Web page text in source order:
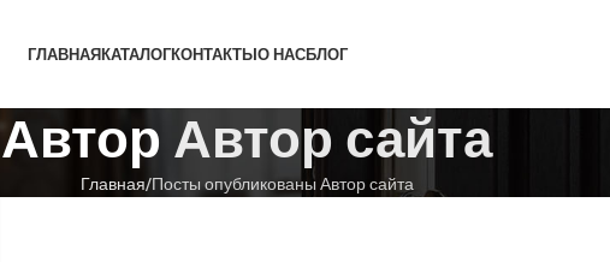
ГЛАВНАЯКАТАЛОГКОНТАКТЫО НАСБЛОГ
Автор Автор сайта
Главная Посты опубликованы Автор сайта